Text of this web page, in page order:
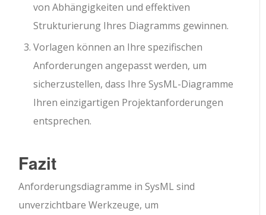
von Abhängigkeiten und effektiven
Strukturierung Ihres Diagramms gewinnen.
Vorlagen können an Ihre spezifischen
Anforderungen angepasst werden, um
sicherzustellen, dass Ihre SysML-Diagramme
Ihren einzigartigen Projektanforderungen
entsprechen.
Fazit
Anforderungsdiagramme in SysML sind
unverzichtbare Werkzeuge, um